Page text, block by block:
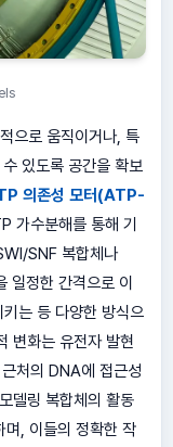
으로 움직이거나, 특
있도록 공간을 확보
의존성 모터(ATP-
가수분해를 통해 기
SNF 복합체나
일정한 간격으로 이
는 등 다양한 방식으
변화는 유전자 발현
처의 DNA에 접근성
델링 복합체의 활동
며, 이들의 정확한 작